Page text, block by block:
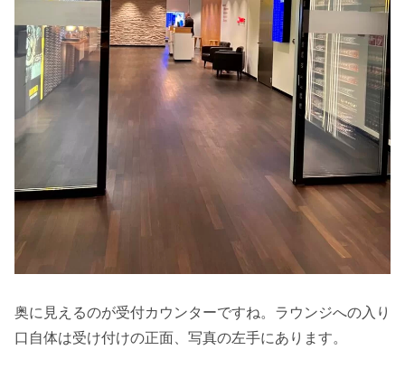
奥に見えるのが受付カウンターですね。ラウンジへの入り
口自体は受け付けの正面、写真の左手にあります。